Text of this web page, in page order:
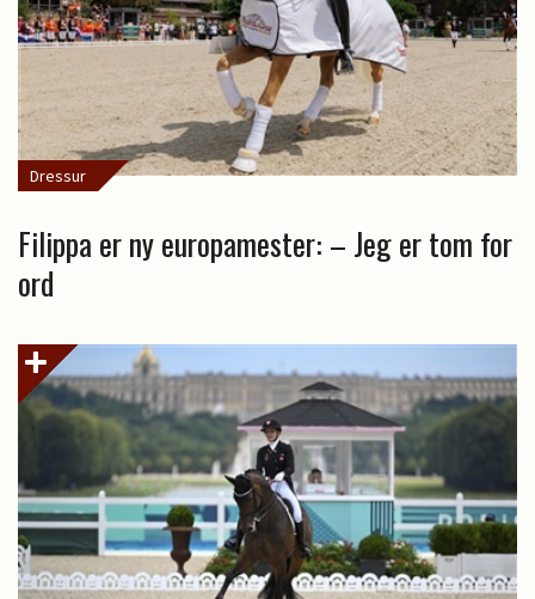
Dressur
Filippa er ny europamester: – Jeg er tom for
ord